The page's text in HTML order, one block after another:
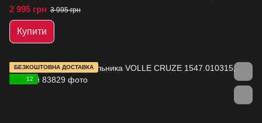
2 995 грн 3 995 грн
Купити
БЕЗКОШТОВНА ДОСТАВКА
12